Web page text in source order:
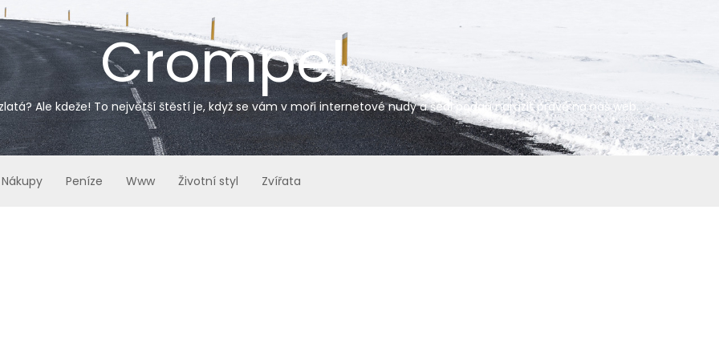
Crompel
Ale kdeže! To největší štěstí je, když se vám v moři internetové nudy a šedi podaří narazit právě na náš web.
Nákupy Peníze Www Životní styl Zvířata